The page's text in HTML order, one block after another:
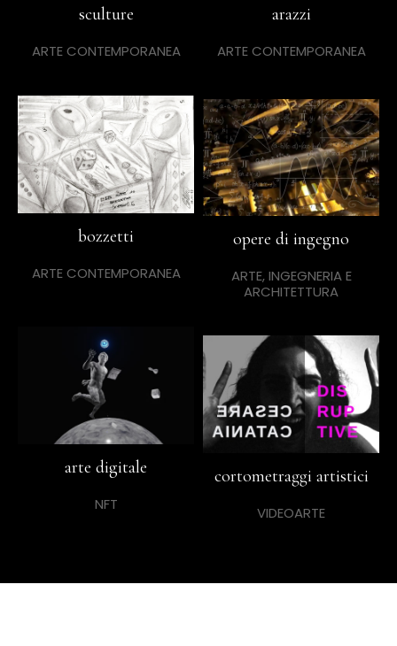
sculture
ARTE CONTEMPORANEA
arazzi
ARTE CONTEMPORANEA
bozzetti
ARTE CONTEMPORANEA
opere di ingegno
ARTE, INGEGNERIA E
ARCHITETTURA
arte digitale
NFT
cortometraggi artistici
VIDEOARTE